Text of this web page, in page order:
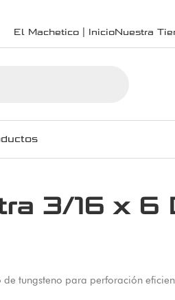
El Machetico | InicioNuestra
3/16 x 6
tungsteno para perforación